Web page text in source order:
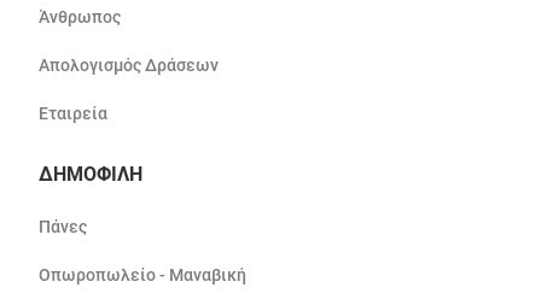
Άνθρωπος
Απολογισμός Δράσεων
Εταιρεία
ΔΗΜΟΦΙΛΗ
Πάνες
Οπωροπωλείο - Μαναβική